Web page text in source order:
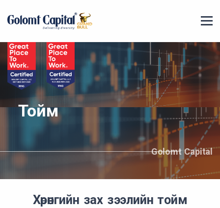
Golomt Capital
Тойм
Хөрөнгийн зах зээлийн тойм